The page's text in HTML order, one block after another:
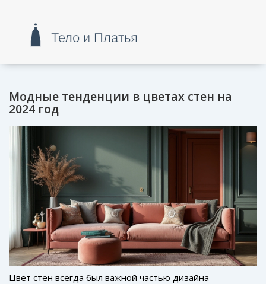
Модные тенденции в цветах стен на
2024 год
Цвет стен всегда был важной частью дизайна